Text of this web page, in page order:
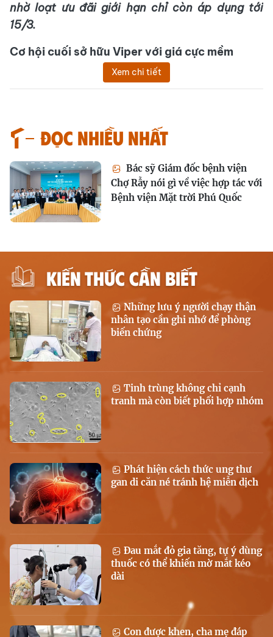
nhờ loạt ưu đãi giới hạn chỉ còn áp dụng tới
15/3.
Cơ hội cuối sở hữu Viper với giá cực mềm
Xem chi tiết
Đọc nhiều nhất
Bác sỹ Giám đốc bệnh viện
Chợ Rẫy nói gì về việc hợp tác với
Bệnh viện Mặt trời Phú Quốc
KIẾN THỨC CẦN BIẾT
Những lưu ý người chạy thận
nhân tạo cần ghi nhớ để phòng
biến chứng
Tinh trùng không chỉ cạnh
tranh mà còn biết phối hợp nhóm
Phát hiện cách thức ung thư
gan di căn né tránh hệ miễn dịch
Đau mắt đỏ gia tăng, tự ý dùng
thuốc có thể khiến mờ mắt kéo
dài
Con được khen, cha mẹ đáp